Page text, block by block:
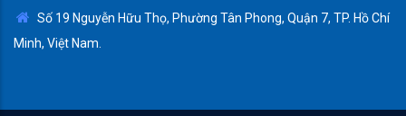
Số 19 Nguyễn Hữu Thọ, Phường Tân Phong, Quận 7, TP. Hồ Chí
Minh, Việt Nam.